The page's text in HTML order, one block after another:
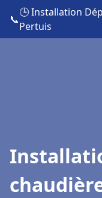
📞
🕒 Installation
Pertuis